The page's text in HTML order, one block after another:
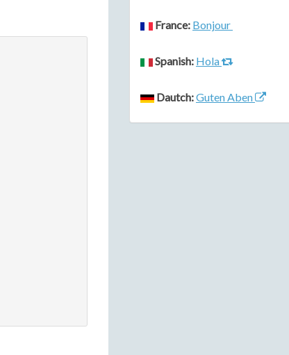
France: Bonjour
Spanish: Hola
Dautch:Guten Aben